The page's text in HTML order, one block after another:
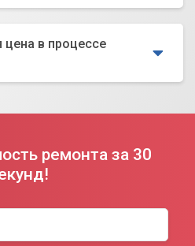
в процессе
ремонта за 30